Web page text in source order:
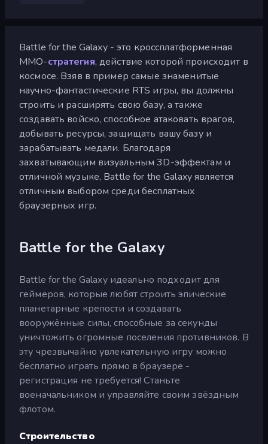
Battle for the Galaxy - это кроссплатформенная
MMO-стратегия, действие которой происходит в
космосе. Взяв в пример самые знаменитые
научно-фантастические RTS игры, вы должны
строить и расширять свою базу, а также
создавать войско, способное атаковать врагов,
добывать ресурсы, защищать вашу базу и
зарабатывать медали. Благодаря
захватывающим визуальным 3D-эффектам и
отличной музыке, Battle for the Galaxy является
отличным выбором среди бесплатных
браузерных игр.
Battle for the Galaxy
Battle for the Galaxy идеально подходит для
геймеров, которые любят строить эпические
планетарные крепости и создавать
вооружённые силы, способные за секунды
уничтожить огромные поселения противников. В
эту чрезвычайно увлекательную игру можно
бесплатно играть прямо в браузере -
регистрация не требуется! Станьте
военачальником и управляйте своим звёздным
флотом.
Строительство